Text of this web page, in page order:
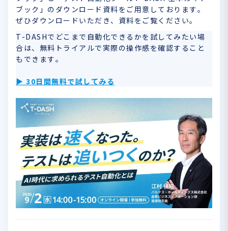
ブック」のダウンロード資料をご用意しております。
ぜひダウンロードいただき、資料をご覧ください。
T-DASHでどこまで自動化できるかを試してみたい場
合は、無料トライアルで実際の操作感を確認すること
もできます。
▶ 30日間無料で試してみる